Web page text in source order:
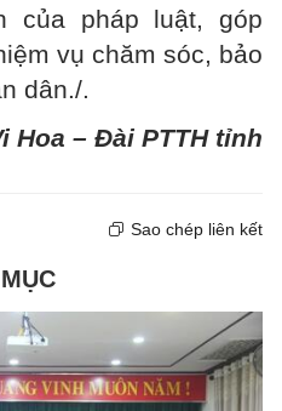
của pháp luật, góp
vụ chăm sóc, bảo
dân./.
Hoa – Đài PTTH tỉnh
Sao chép liên kết